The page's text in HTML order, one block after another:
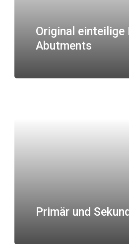
Original einteilige
Abutments
Primär und